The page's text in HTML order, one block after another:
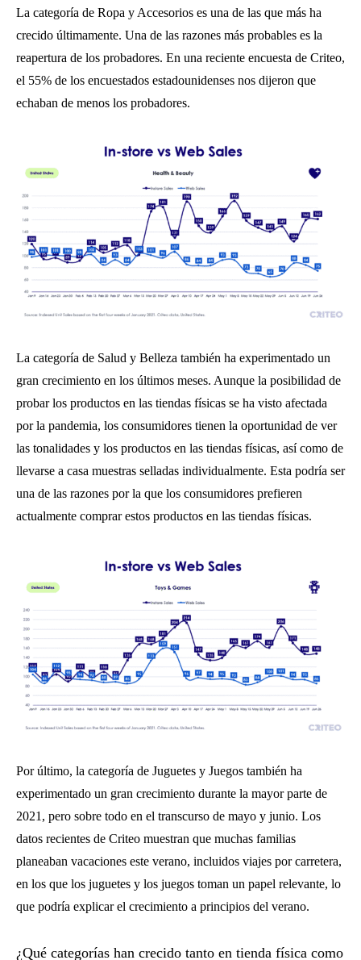
La categoría de Ropa y Accesorios es una de las que más ha
crecido últimamente. Una de las razones más probables es la
reapertura de los probadores. En una reciente encuesta de Criteo,
el 55% de los encuestados estadounidenses nos dijeron que
echaban de menos los probadores.
La categoría de Salud y Belleza también ha experimentado un
gran crecimiento en los últimos meses. Aunque la posibilidad de
probar los productos en las tiendas físicas se ha visto afectada
por la pandemia, los consumidores tienen la oportunidad de ver
las tonalidades y los productos en las tiendas físicas, así como de
llevarse a casa muestras selladas individualmente. Esta podría ser
una de las razones por la que los consumidores prefieren
actualmente comprar estos productos en las tiendas físicas.
Por último, la categoría de Juguetes y Juegos también ha
experimentado un gran crecimiento durante la mayor parte de
2021, pero sobre todo en el transcurso de mayo y junio. Los
datos recientes de Criteo muestran que muchas familias
planeaban vacaciones este verano, incluidos viajes por carretera,
en los que los juguetes y los juegos toman un papel relevante, lo
que podría explicar el crecimiento a principios del verano.
¿Qué categorías han crecido tanto en tienda física como